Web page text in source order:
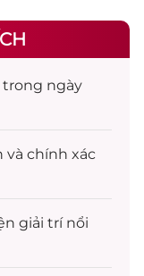
trong ngày
và chính xác
giải trínổi